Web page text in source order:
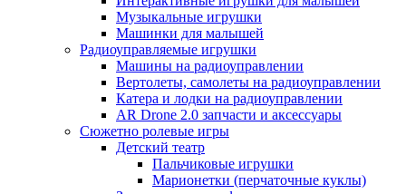
Музыкальные игрушки
Машинки для малышей
Радиоуправляемые игрушки
Машины на радиоуправлении
Вертолеты, самолеты на радиоуправлении
Катера и лодки на радиоуправлении
AR Drone 2.0 запчасти и аксессуары
Сюжетно ролевые игры
Детский театр
Пальчиковые игрушки
Марионетки (перчаточные куклы)